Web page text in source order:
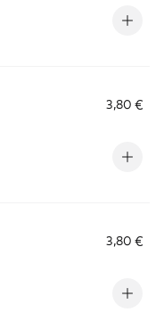
3,80 €
3,80 €